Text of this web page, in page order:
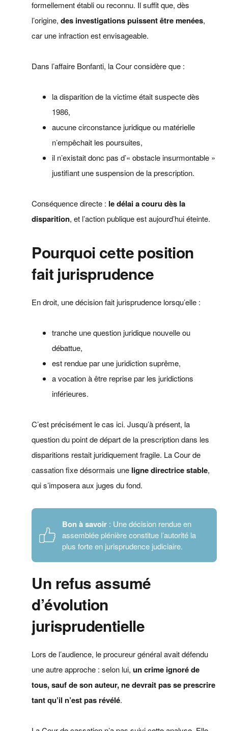
formellement établi ou reconnu. Il suffit que, dès
l’origine,des investigations puissent être menées,
car une infraction est envisageable.
Dans l’affaire Bonfanti, la Cour considère que :
la disparition de la victime était suspecte dès
1986,
aucune circonstance juridique ou matérielle
n’empêchait les poursuites,
il n’existait donc pas d’« obstacle insurmontable »
justifiant une suspension de la prescription.
Conséquence directe : le délai a couru dès la
disparition, et l’action publique est aujourd’hui éteinte.
Pourquoi cette position
fait jurisprudence
En droit, une décision fait jurisprudence lorsqu’elle :
tranche une question juridique nouvelle ou
débattue,
est rendue par une juridiction suprême,
a vocation à être reprise par les juridictions
inférieures.
C’est précisément le cas ici. Jusqu’à présent, la
question du point de départ de la prescription dans les
disparitions restait juridiquement fragile. La Cour de
cassation fixe désormais une ligne directrice stable,
qui s’imposera aux juges du fond.
Bon à savoir : Une décision rendue en
assemblée plénière constitue l’autorité la
plus forte en jurisprudence judiciaire.
Un refus assumé
d’évolution
jurisprudentielle
Lors de l’audience, le procureur général avait défendu
une autre approche : selon lui,un crime ignoré de
tous, sauf de son auteur, ne devrait pas se prescrire
tant qu’il n’est pas révélé.